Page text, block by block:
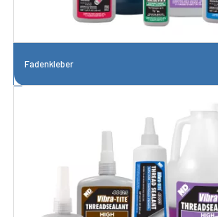
Fadenkleber